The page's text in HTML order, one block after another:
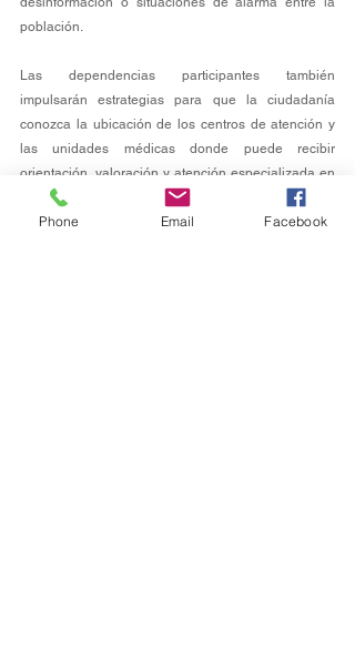
población.
Las dependencias participantes también
impulsarán estrategias para que la ciudadanía
conozca la ubicación de los centros de atención y
las unidades médicas donde puede recibir
orientación, valoración y atención especializada en
caso de ser necesario.
Phone Email Facebook